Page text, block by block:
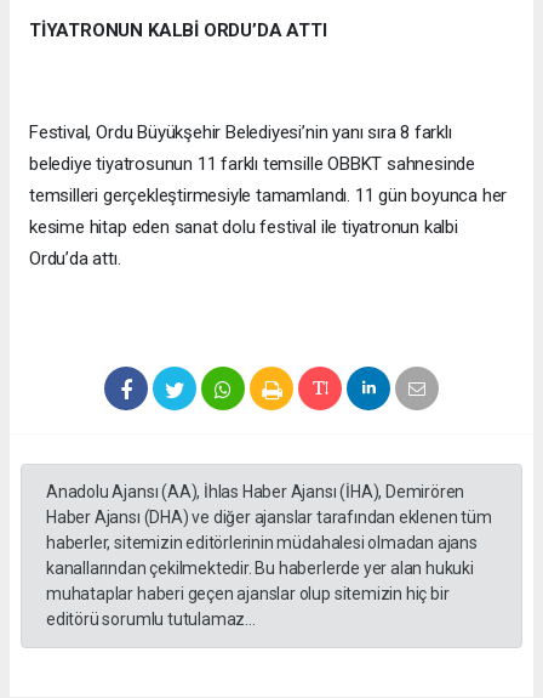
TİYATRONUN KALBİ ORDU’DA ATTI
Festival, Ordu Büyükşehir Belediyesi’nin yanı sıra 8 farklı
belediye tiyatrosunun 11 farklı temsille OBBKT sahnesinde
temsilleri gerçekleştirmesiyle tamamlandı. 11 gün boyunca her
kesime hitap eden sanat dolu festival ile tiyatronun kalbi
Ordu’da attı.
Anadolu Ajansı (AA), İhlas Haber Ajansı (İHA), Demirören
Haber Ajansı (DHA) ve diğer ajanslar tarafından eklenen tüm
haberler, sitemizin editörlerinin müdahalesi olmadan ajans
kanallarından çekilmektedir. Bu haberlerde yer alan hukuki
muhataplar haberi geçen ajanslar olup sitemizin hiç bir
editörü sorumlu tutulamaz...